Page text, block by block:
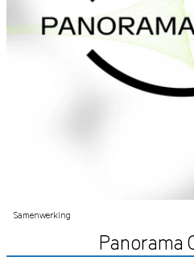
Samenwerking
Panorama